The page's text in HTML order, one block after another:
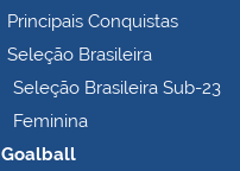
Principais Conquistas
Seleção Brasileira
Seleção Brasileira Sub-23
Feminina
Goalball